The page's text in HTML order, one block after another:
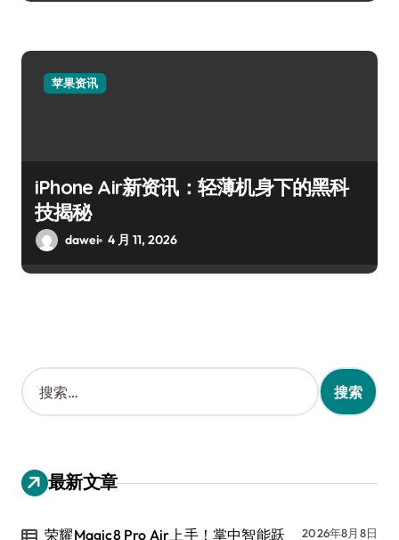
苹果资讯
iPhone Air新资讯：轻薄机身下的黑科
技揭秘
dawei 4 月 11, 2026
搜
索
：
最新文章
荣耀Magic8 Pro Air上手！掌中智能跃
2026年8月8日